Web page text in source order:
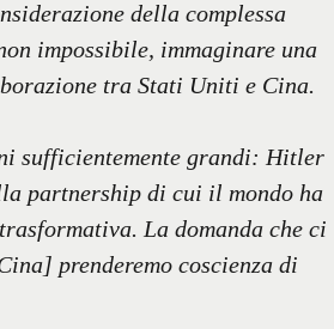
della complessa
impossibile, immaginare una
tra Stati Uniti e Cina.
sufficientemente grandi: Hitler
partnership di cui il mondo ha
La domanda che ci
prenderemo coscienza di